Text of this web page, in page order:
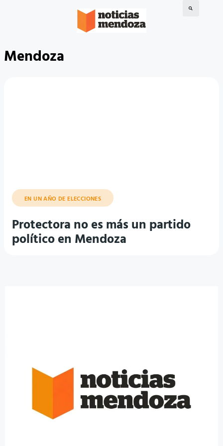
Mendoza
EN UN AÑO DE ELECCIONES
Protectora no es más un partido
político en Mendoza